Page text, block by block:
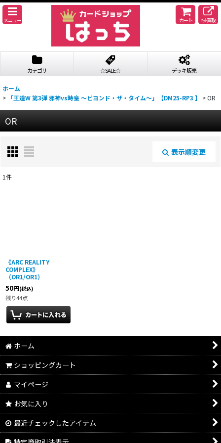
メニュー カート ﾈｯﾄ買取
カテゴリ ☆SALE☆ デッキ販売
ホーム
> 「王道W 第3弾 邪神vs時皇 〜ビヨンド・ザ・タイム〜」【DM25-RP3 】 >OR
OR
表示順変更
閉じる
1件
《ARC REALITY
COMPLEX》
（OR1/OR1）
50円(税込)
残り44点
ホーム
ショッピングカート
マイページ
お気に入り
最近チェックしたアイテム